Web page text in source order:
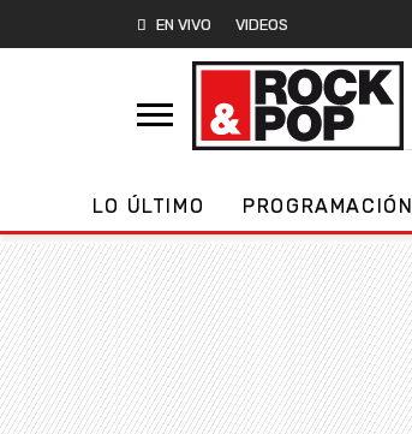
EN VIVO VIDEOS
LO ÚLTIMO PROGRAMACIÓN